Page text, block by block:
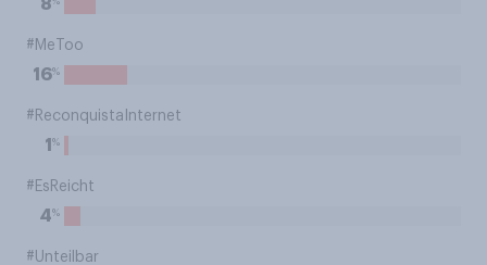
8
#MeToo
16%
#ReconquistaInternet
1 %
#EsReicht
4%
#Unteilbar